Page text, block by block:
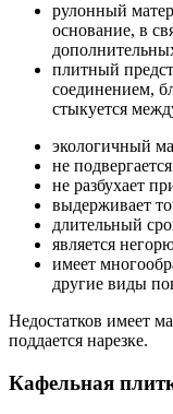
рулонный
основание, в
плитный
соединением,
стыкуется
экологичный
не
не разбухает
выдерживает
длительный
является
имеет
другие виды
Недостатков имеет
поддается нарезке.
Кафельная